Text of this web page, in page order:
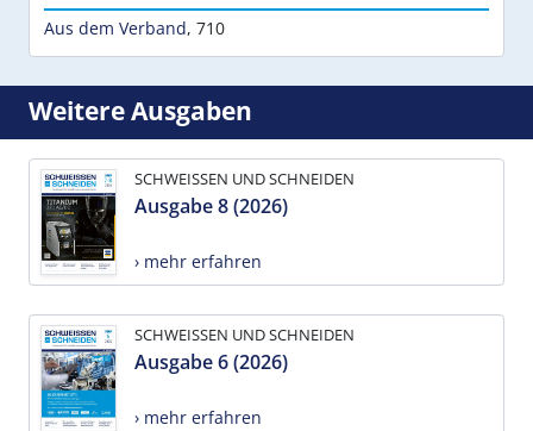
Aus dem Verband, 710
Weitere Ausgaben
SCHWEISSEN UND SCHNEIDEN
Ausgabe 8 (2026)
› mehr erfahren
SCHWEISSEN UND SCHNEIDEN
Ausgabe 6 (2026)
› mehr erfahren